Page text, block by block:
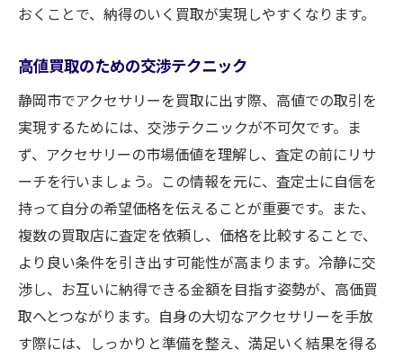
おくことで、納得のいく買取が実現しやすくなります。
高値買取のための交渉テクニック
静岡市でアクセサリーを買取に出す際、高値での取引を
実現するためには、交渉テクニックが不可欠です。ま
ず、アクセサリーの市場価値を理解し、査定の前にリサ
ーチを行いましょう。この情報を元に、査定士に自信を
持って自分の希望価格を伝えることが重要です。また、
複数の買取店に査定を依頼し、価格を比較することで、
より良い条件を引き出す可能性が高まります。冷静に交
渉し、お互いに納得できる金額を目指す姿勢が、高価買
取へとつながります。自身の大切なアクセサリーを手放
す際には、しっかりと準備を整え、満足いく結果を得る